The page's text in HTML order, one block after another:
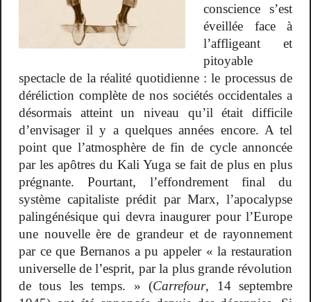
conscience s’est
éveillée face à
l’affligeant et
pitoyable
spectacle de la réalité quotidienne : le processus de
déréliction complète de nos sociétés occidentales a
désormais atteint un niveau qu’il était difficile
d’envisager il y a quelques années encore. A tel
point que l’atmosphère de fin de cycle annoncée
par les apôtres du Kali Yuga se fait de plus en plus
prégnante. Pourtant, l’effondrement final du
système capitaliste prédit par Marx, l’apocalypse
palingénésique qui devra inaugurer pour l’Europe
une nouvelle ère de grandeur et de rayonnement
par ce que Bernanos a pu appeler « la restauration
universelle de l’esprit, par la plus grande révolution
de tous les temps. » (Carrefour, 14 septembre